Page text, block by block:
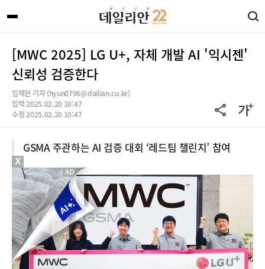
[MWC 2025] LG U+, 자체 개발 AI '익시젠'
신뢰성 검증한다
임채현 기자 (hyun0796@dailian.co.kr)
입력 2025.02.20 10:47
수정 2025.02.20 10:47
GSMA 주관하는 AI 검증 대회 ‘레드팀 챌린지’ 참여
X